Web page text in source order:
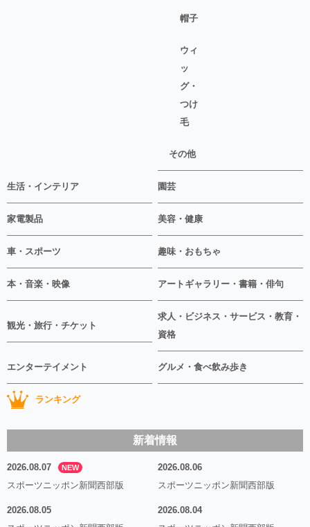
帽子
ウィ
ッ
グ・
つけ
毛
その他
生活・インテリア 園芸
家電製品 美容・健康
車・スポーツ 趣味・おもちゃ
本・音楽・映像 アートギャラリー・書籍・俳句
観光・旅行・チケット
求人・ビジネス・サービス・教育・
資格
エンターテイメント グルメ・食べ飲み歩き
ランキング
新着情報
2026.08.07 NEW
スポーツニッポン新聞西部版
2026.08.06
スポーツニッポン新聞西部版
2026.08.05
2026.08.04